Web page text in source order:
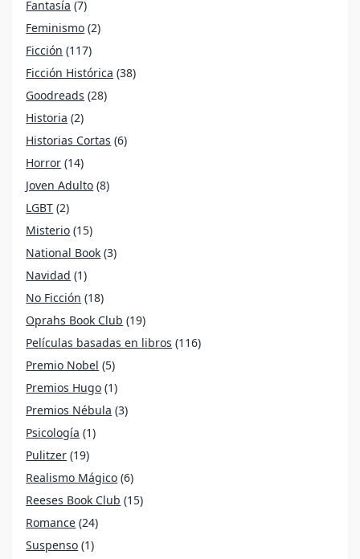
Fantasía (7)
Feminismo (2)
Ficción (117)
Ficción Histórica (38)
Goodreads (28)
Historia (2)
Historias Cortas (6)
Horror (14)
Joven Adulto (8)
LGBT (2)
Misterio (15)
National Book (3)
Navidad (1)
No Ficción (18)
Oprahs Book Club (19)
Películas basadas en libros (116)
Premio Nobel (5)
Premios Hugo (1)
Premios Nébula (3)
Psicología (1)
Pulitzer (19)
Realismo Mágico (6)
Reeses Book Club (15)
Romance (24)
Suspenso (1)